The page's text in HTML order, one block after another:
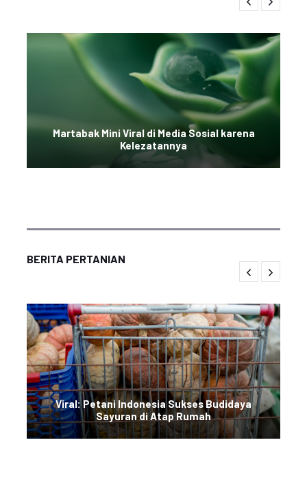
Martabak Mini Viral di Media Sosial karena
Kelezatannya
BERITA PERTANIAN
Viral: Petani Indonesia Sukses Budidaya
Sayuran di Atap Rumah